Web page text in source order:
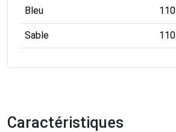
Bleu 110
Sable 110
Caractéristiques